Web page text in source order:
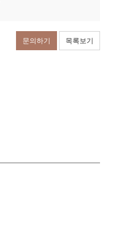
문의하기 목록보기